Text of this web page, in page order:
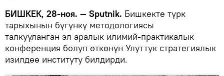
БИШКЕК, 28-ноя. — Sputnik. Бишкекте түрк
тарыхынын бүгүнкү методологиясы
талкууланган эл аралык илимий-практикалык
конференция болуп өткөнүн Улуттук стратегиялык
изилдөө институту билдирди.